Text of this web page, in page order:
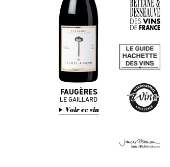
FAUGÈRES
LE GAILLARD
Voir ce vin